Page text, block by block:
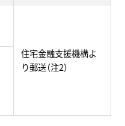
住宅金融支援機構よ
り郵送（注2）